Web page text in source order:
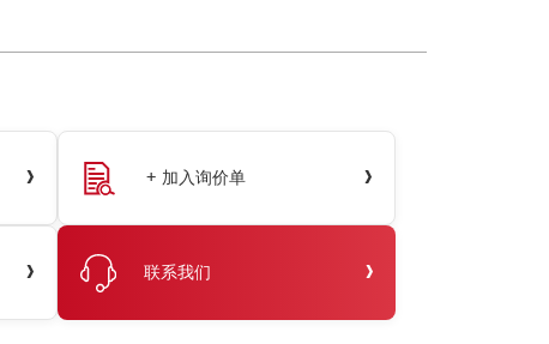
› + 加入询价单 ›
› 联系我们 ›